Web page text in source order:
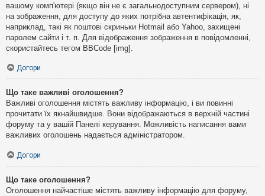
вашому комп'ютері (якщо він не є загальнодоступним сервером), ні
на зображення, для доступу до яких потрібна автентифікація, як,
наприклад, такі як поштові скриньки Hotmail або Yahoo, захищені
паролем сайти і т. п. Для відображення зображення в повідомленні,
скористайтесь тегом BBCode [img].
Догори
Що таке важливі оголошення?
Важливі оголошення містять важливу інформацію, і ви повинні
прочитати їх якнайшвидше. Вони відображаються в верхній частині
форуму та у вашій Панелі керування. Можливість написання вами
важливих оголошень надається адміністратором.
Догори
Що таке оголошення?
Оголошення найчастіше містять важливу інформацію для форуму,